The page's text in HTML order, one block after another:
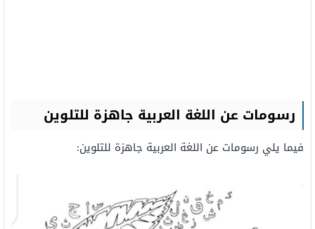
رسومات عن اللغة العربية جاهزة للتلوين
فيما يلي رسومات عن اللغة العربية جاهزة للتلوين: